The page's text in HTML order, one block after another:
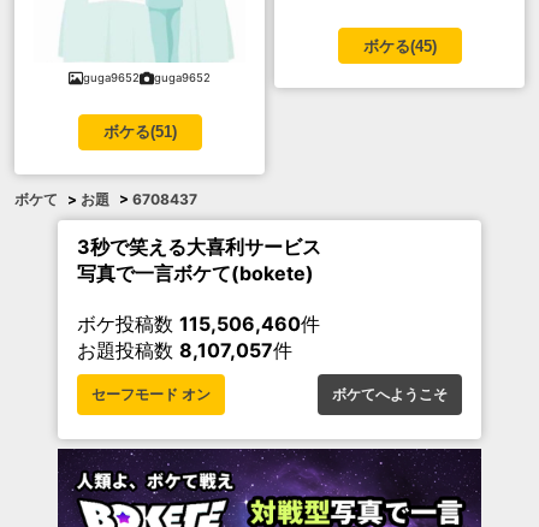
guga9652 guga9652
ボケる(51)
ボケる(45)
ボケて > お題 > 6708437
3秒で笑える大喜利サービス
写真で一言ボケて(bokete)
ボケ投稿数 115,506,460件
お題投稿数 8,107,057件
セーフモード オン ボケてへようこそ